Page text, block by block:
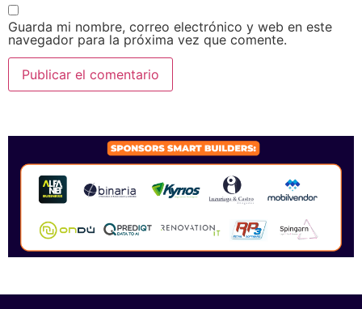
Guarda mi nombre, correo electrónico y web en este
navegador para la próxima vez que comente.